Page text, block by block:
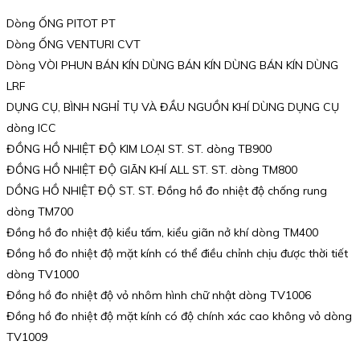
Dòng ỐNG PITOT PT
Dòng ỐNG VENTURI CVT
Dòng VÒI PHUN BÁN KÍN DÙNG BÁN KÍN DÙNG BÁN KÍN DÙNG
LRF
DỤNG CỤ, BÌNH NGHỈ TỤ VÀ ĐẦU NGUỒN KHÍ DÙNG DỤNG CỤ
dòng ICC
ĐỒNG HỒ NHIỆT ĐỘ KIM LOẠI ST. ST. dòng TB900
ĐỒNG HỒ NHIỆT ĐỘ GIÃN KHÍ ALL ST. ST. dòng TM800
DỒNG HỒ NHIỆT ĐỘ ST. ST. Đồng hồ đo nhiệt độ chống rung
dòng TM700
Đồng hồ đo nhiệt độ kiểu tấm, kiểu giãn nở khí dòng TM400
Đồng hồ đo nhiệt độ mặt kính có thể điều chỉnh chịu được thời tiết
dòng TV1000
Đồng hồ đo nhiệt độ vỏ nhôm hình chữ nhật dòng TV1006
Đồng hồ đo nhiệt độ mặt kính có độ chính xác cao không vỏ dòng
TV1009